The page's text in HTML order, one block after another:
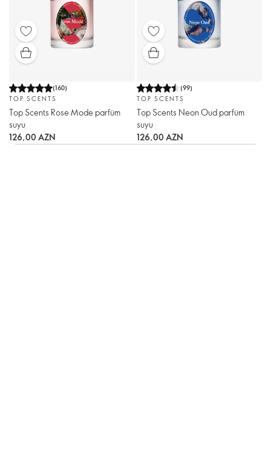
(160)
TOP SCENTS
Top Scents Rose Mode parfüm
suyu
126,00 AZN
(99)
TOP SCENTS
Top Scents Neon Oud parfüm
suyu
126,00 AZN